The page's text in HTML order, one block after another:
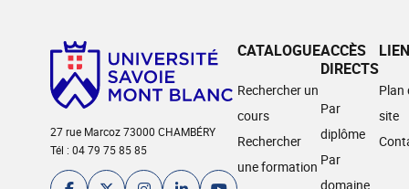
27 rue Marcoz 73000 CHAMBÉRY
Tél : 04 79 75 85 85
CATALOGUE
Rechercher un
cours
Rechercher
une formation
ACCÈS
DIRECTS
Par
diplôme
Par
domaine
Plan
site